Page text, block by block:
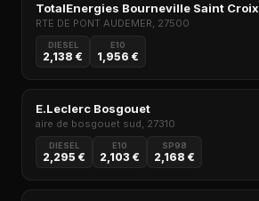
TotalEnergies Bourneville Saint Croix
RTE DE PONT AUDEMER, 27500
DIESEL
2,138 €
E10
1,956 €
E.Leclerc Bosgouet
aire de bosgouet sud, 27310
DIESEL
2,295 €
E10
2,103 €
SP98
2,168 €